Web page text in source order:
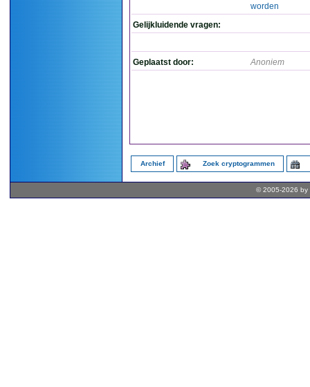
worden
Gelijkluidende vragen:
Geplaatst door: Anoniem
Archief Zoek cryptogrammen
© 2005-2026 by